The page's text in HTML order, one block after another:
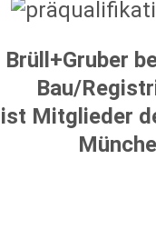
Brüll+Gruber
Bau/
ist Mitglieder